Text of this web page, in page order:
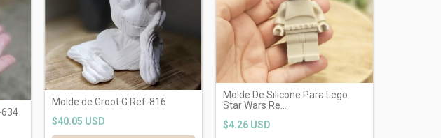
Molde de Groot G Ref-816
$40.05 USD
Molde De Silicone Para Lego
Star Wars Re...
$4.26 USD